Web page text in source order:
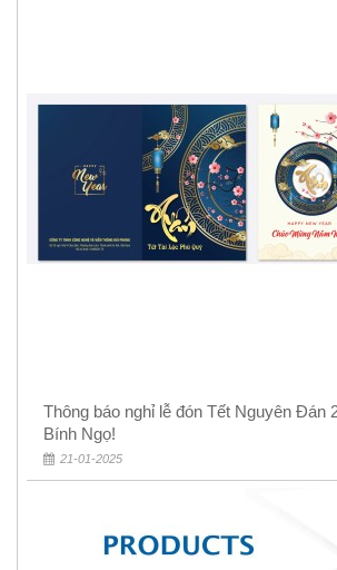
Thông báo nghỉ lễ đón Tết Nguyên Đán
Bính Ngọ!
21-01-2025